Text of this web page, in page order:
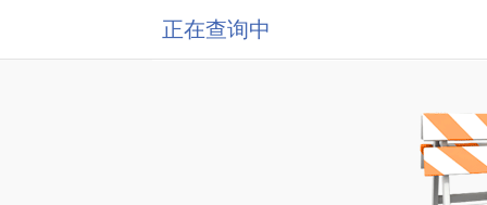
正在查询中